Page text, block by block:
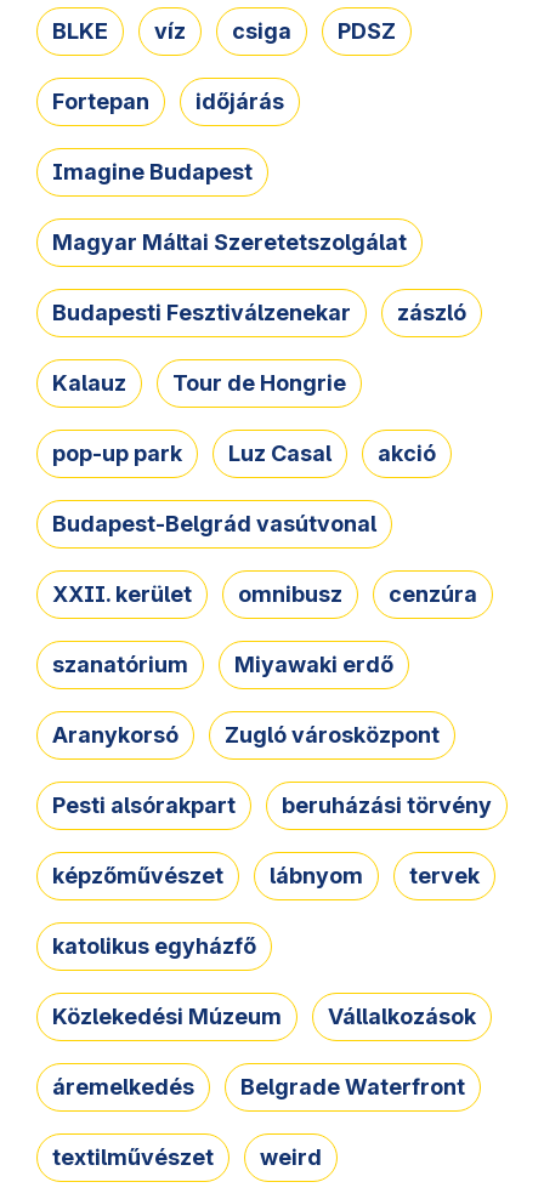
BLKE víz csiga PDSZ
Fortepan időjárás
Imagine Budapest
Magyar Máltai Szeretetszolgálat
Budapesti Fesztiválzenekar zászló
Kalauz Tour de Hongrie
pop-up park Luz Casal akció
Budapest-Belgrád vasútvonal
XXII. kerület omnibusz cenzúra
szanatórium Miyawaki erdő
Aranykorsó Zugló városközpont
Pesti alsórakpart beruházási törvény
képzőművészet lábnyom tervek
katolikus egyházfő
Közlekedési Múzeum Vállalkozások
áremelkedés Belgrade Waterfront
textilművészet weird